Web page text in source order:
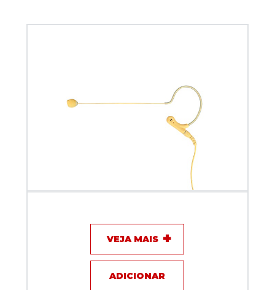
VEJA MAIS
ADICIONAR